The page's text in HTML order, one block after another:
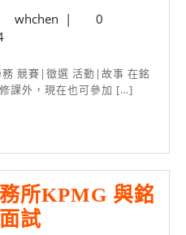
加
傳
家
庭
whchenwhchen
|
0
課外，現在也可參加 […]
所KPMG 與銘
試全